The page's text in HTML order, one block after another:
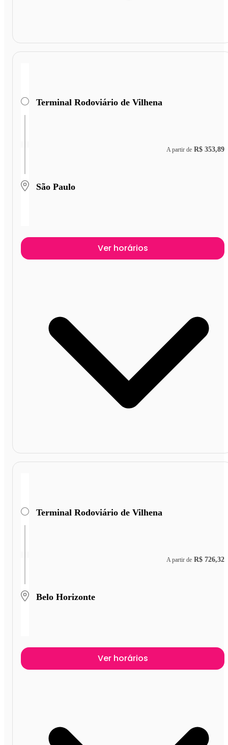
Terminal Rodoviário de Vilhena
São Paulo
A partir de R$ 353,89
Ver horários
Terminal Rodoviário de Vilhena
Belo Horizonte
A partir de R$ 726,32
Ver horários